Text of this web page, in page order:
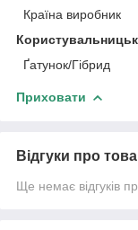
Країна виробник
Ґатунок/Гібрид
Приховати
Відгуки про
Ще немає відгуків